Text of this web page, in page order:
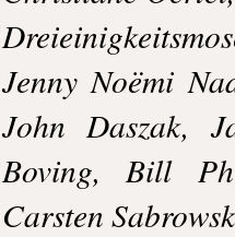
Jenny Noëmi
John Daszak,
Boving, Bill
Carsten